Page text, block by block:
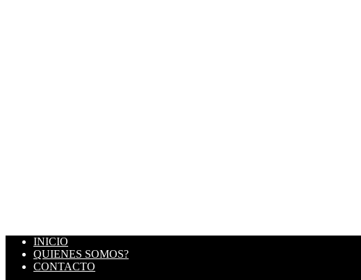
INICIO
QUIENES SOMOS?
CONTACTO